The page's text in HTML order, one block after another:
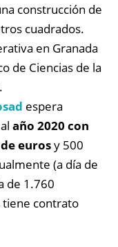
construcción de
cuadrados.
en Granada
de Ciencias de la
espera
año 2020 con
eurosy 500
(a día de
de 1.760
tiene contrato